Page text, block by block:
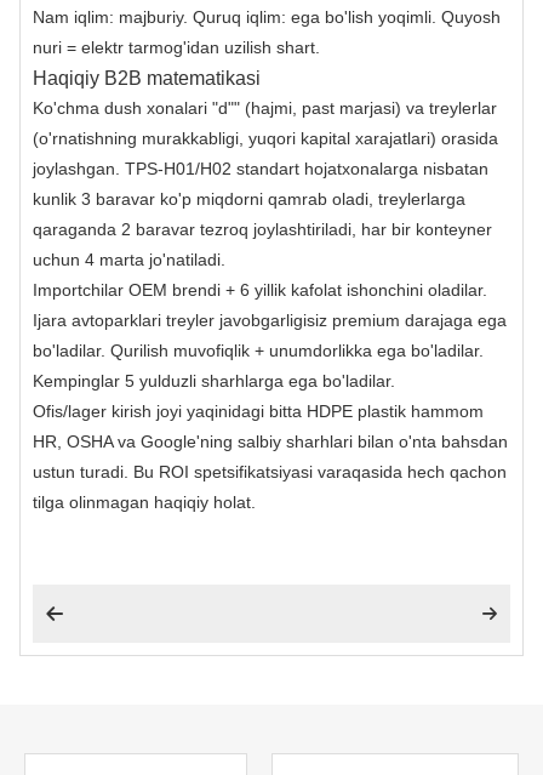
Nam iqlim: majburiy. Quruq iqlim: ega bo'lish yoqimli. Quyosh
nuri = elektr tarmog'idan uzilish shart.
Haqiqiy B2B matematikasi
Ko'chma dush xonalari "d"" (hajmi, past marjasi) va treylerlar
(o'rnatishning murakkabligi, yuqori kapital xarajatlari) orasida
joylashgan. TPS-H01/H02 standart hojatxonalarga nisbatan
kunlik 3 baravar ko'p miqdorni qamrab oladi, treylerlarga
qaraganda 2 baravar tezroq joylashtiriladi, har bir konteyner
uchun 4 marta jo'natiladi.
Importchilar OEM brendi + 6 yillik kafolat ishonchini oladilar.
Ijara avtoparklari treyler javobgarligisiz premium darajaga ega
bo'ladilar. Qurilish muvofiqlik + unumdorlikka ega bo'ladilar.
Kempinglar 5 yulduzli sharhlarga ega bo'ladilar.
Ofis/lager kirish joyi yaqinidagi bitta HDPE plastik hammom
HR, OSHA va Google'ning salbiy sharhlari bilan o'nta bahsdan
ustun turadi. Bu ROI spetsifikatsiyasi varaqasida hech qachon
tilga olinmagan haqiqiy holat.
 